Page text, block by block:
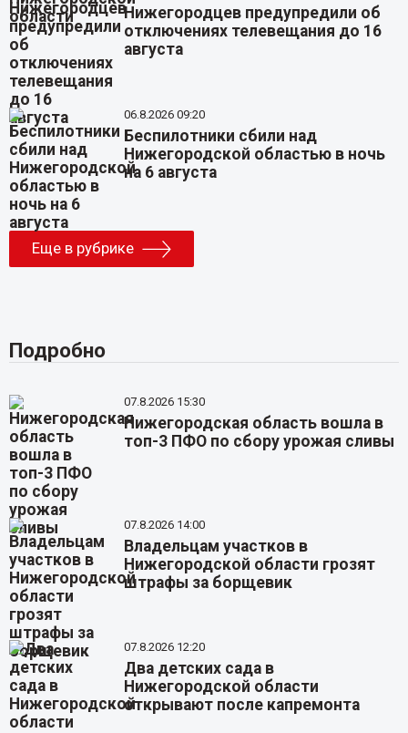
Нижегородцев предупредили об
отключениях телевещания до 16
августа
06.8.2026 09:20
Беспилотники сбили над
Нижегородской областью в ночь
на 6 августа
Еще в рубрике
Подробно
07.8.2026 15:30
Нижегородская область вошла в
топ-3 ПФО по сбору урожая сливы
07.8.2026 14:00
Владельцам участков в
Нижегородской области грозят
штрафы за борщевик
07.8.2026 12:20
Два детских сада в
Нижегородской области
открывают после капремонта